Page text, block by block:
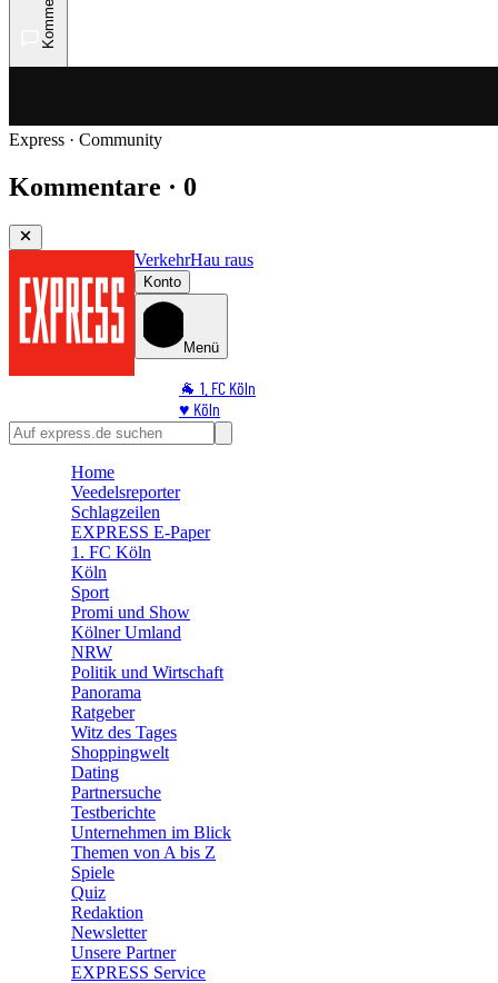
Express · Community
Kommentare · 0
VerkehrHau raus
Konto
Menü
🐐 1. FC Köln
♥️ Köln
⭐ Promi
🛒 Shoppingwelt
Home
Veedelsreporter
Schlagzeilen
EXPRESS E-Paper
1. FC Köln
Köln
Sport
Promi und Show
Kölner Umland
NRW
Politik und Wirtschaft
Panorama
Ratgeber
Witz des Tages
Shoppingwelt
Dating
Partnersuche
Testberichte
Unternehmen im Blick
Themen von A bis Z
Spiele
Quiz
Redaktion
Newsletter
Unsere Partner
EXPRESS Service